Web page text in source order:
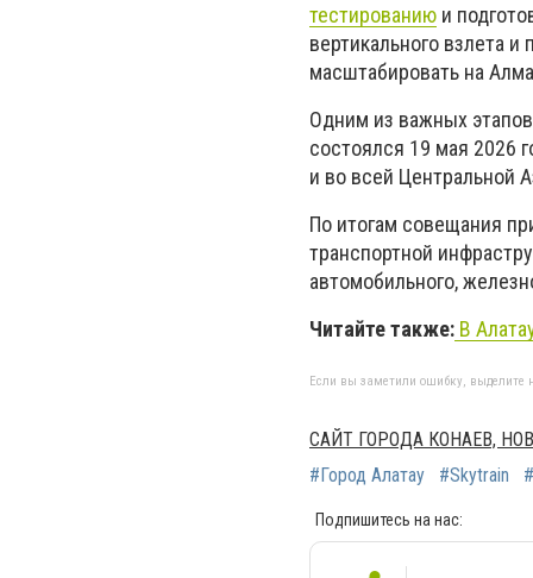
тестированию и
вертикального взлета
масштабировать на
Одним из важных
состоялся 19 мая 2026
и во всей Центральной
По итогам совещания
транспортной
автомобильного,
Читайте также: В
Если вы заметили ошибку, выделите
САЙТ ГОРОДА КОНАЕВ,
#Город Алатау
#Skytrain
Подпишитесь на нас: